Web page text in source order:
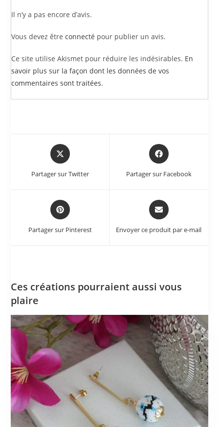
Il n’y a pas encore d’avis.
Vous devez êtreconnecté pour publier un avis.
Ce site utilise Akismet pour réduire les indésirables. En
savoir plus sur la façon dont les données de vos
commentaires sont traitées.
Partager sur Twitter Partager sur Facebook
Partager sur Pinterest Envoyer ce produit par e-mail
Ces créations pourraient aussi vous
plaire